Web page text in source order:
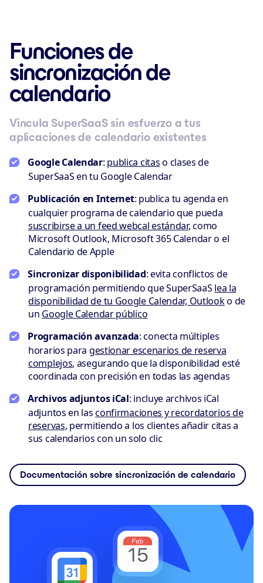
Funciones de
sincronización de
calendario
Vincula SuperSaaS sin esfuerzo a tus
aplicaciones de calendario existentes
Google Calendar: publica citaso clases de
SuperSaaS en tu Google Calendar
Publicación en Internet: publica tu agenda en
cualquier programa de calendario que pueda
suscribirse a un feed webcal estándar, como
Microsoft Outlook, Microsoft 365 Calendar o el
Calendario de Apple
Sincronizar disponibilidad: evita conflictos de
programación permitiendo que SuperSaaS lea la
disponibilidad de tu Google Calendar, Outlooko de
un Google Calendar público
Programación avanzada: conecta múltiples
horarios para gestionar escenarios de reserva
complejos, asegurando que la disponibilidad esté
coordinada con precisión en todas las agendas
Archivos adjuntos iCal: incluye archivos iCal
adjuntos en lasconfirmaciones y recordatorios de
reservas, permitiendo a los clientes añadir citas a
sus calendarios con un solo clic
Documentación sobre sincronización de calendario